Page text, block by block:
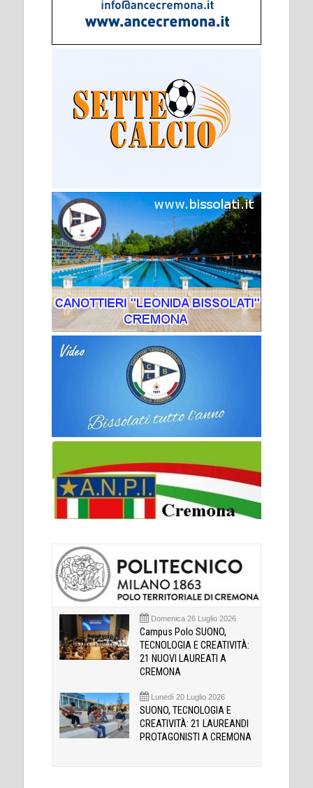
Domenica 26 Luglio 2026
Campus Polo SUONO,
TECNOLOGIA E CREATIVITÀ:
21 NUOVI LAUREATI A
CREMONA
Lunedì 20 Luglio 2026
SUONO, TECNOLOGIA E
CREATIVITÀ: 21 LAUREANDI
PROTAGONISTI A CREMONA